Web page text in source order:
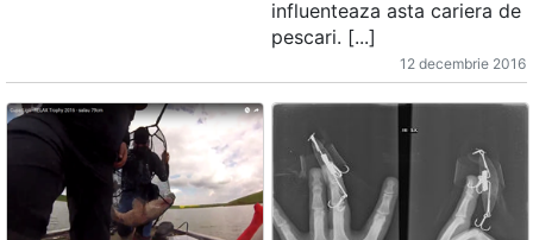
influenteaza asta cariera de
pescari. [...]
12 decembrie 2016